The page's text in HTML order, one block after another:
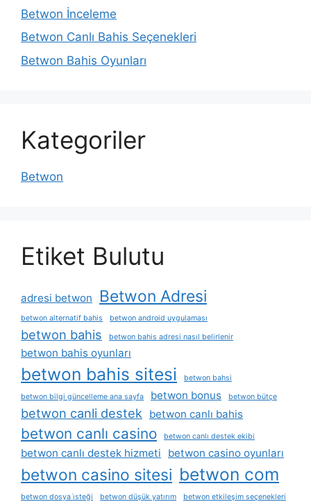
Betwon İnceleme
Betwon Canlı Bahis Seçenekleri
Betwon Bahis Oyunları
Kategoriler
Betwon
Etiket Bulutu
adresi betwon Betwon Adresi
betwon alternatif bahis betwon android uygulaması
betwon bahis betwon bahis adresi nasıl belirlenir
betwon bahis oyunları
betwon bahis sitesi betwon bahsi
betwon bilgi güncelleme ana sayfa betwon bonus betwon bütçe
betwon canli destek betwon canlı bahis
betwon canlı casino betwon canlı destek ekibi
betwon canlı destek hizmeti betwon casino oyunları
betwon casino sitesi betwon com
betwon dosya i̇steği betwon düşük yatırım betwon etkileşim seçenekleri